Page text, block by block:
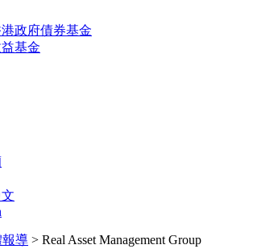
政府債券基金
基金
導 > Real Asset Management Group